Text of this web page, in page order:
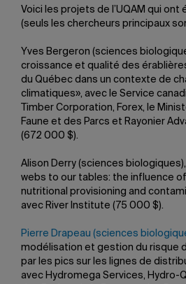
Voici les projets de l’UQAM qui
(seuls les chercheurs principaux
Yves Bergeron (sciences
croissance et qualité des
du Québec dans un contexte de
climatiques», avec le Service
Timber Corporation, Forex, le
Faune et des Parcs et Rayonier
(672 000 $).
Alison Derry (sciences
webs to our tables: the influence
nutritional provisioning and
avec River Institute (75 000 $).
Pierre Drapeau (sciences
modélisation et gestion du risque
par les pics sur les lignes de
avec Hydromega Services, Hydro-